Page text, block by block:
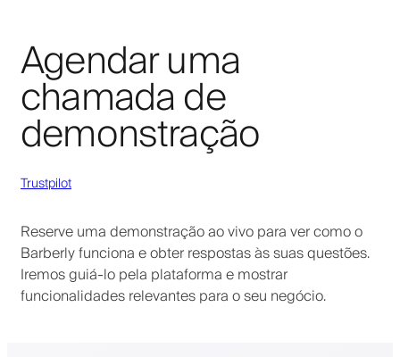
Agendar uma
chamada de
demonstração
Trustpilot
Reserve uma demonstração ao vivo para ver como o
Barberly funciona e obter respostas às suas questões.
Iremos guiá-lo pela plataforma e mostrar
funcionalidades relevantes para o seu negócio.